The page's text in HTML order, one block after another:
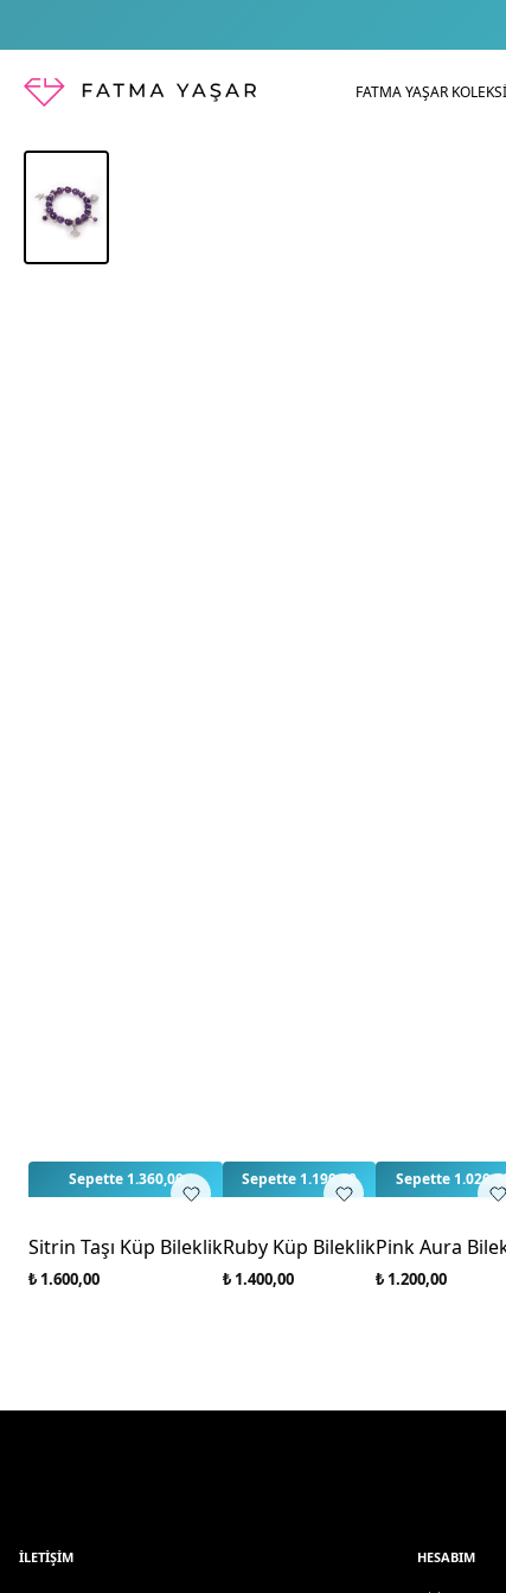
FATMA YAŞAR
Sepette 1.360,00
Sitrin Taşı Küp Bileklik
₺ 1.600,00
Sepette 1.190,00
Ruby Küp Bileklik
₺ 1.400,00
Sepette
Pink Aura
₺ 1.200,00
İLETIŞIM HESABIM